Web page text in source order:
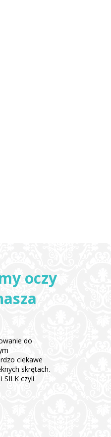
oczy
do
ciekawe
skrętach.
SILK czyli